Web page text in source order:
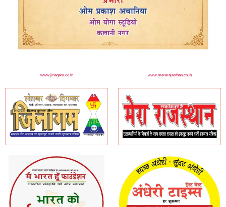
www.jinagam.co.in www.merarajasthan.co.in